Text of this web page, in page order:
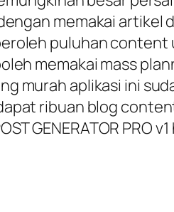
memakai artikel
puluhan content
memakai mass
murah aplikasi ini
ribuan blog
GENERATOR PRO